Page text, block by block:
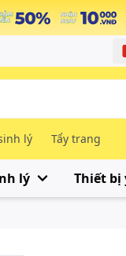
lý Tẩy trang
lý Thiết bị